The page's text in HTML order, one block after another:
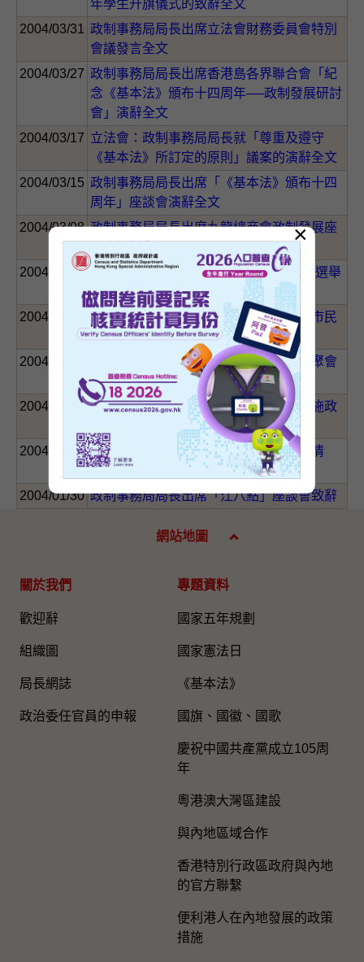
年學生升旗儀式的致辭全文
2004/03/31
政制事務局局長出席立法會財務委員會特別
會議發言全文
2004/03/27 政制事務局局長出席香港島各界聯合會「紀
念《基本法》頒布十四周年──政制發展研討
會」演辭全文
2004/03/17 立法會：政制事務局局長就「尊重及遵守
《基本法》所訂定的原則」議案的演辭全文
2004/03/15 政制事務局局長出席「《基本法》頒布十四
周年」座談會演辭全文
2004/03/08 政制事務局局長出席九龍總商會政制發展座
2004/02/25
立法會：修訂《選舉管理委員會(立法會選舉
資助)(申請及支付程序)規例》
2004/02/25
立法會：政制事務局局長就「立即諮詢市民
對普選的意見」議案的發言全文
2004/02/24
政制事務局局長在香港教育工作者聯會聚會
的致辭全文
2004/02/06 立法會：政制事務局局長就行政長官《施政
報告》致謝議案動議辯論的致辭全文
2004/02/04 立法會：修訂《選票上關於候選人的詳情
（立法會）規例》
2004/01/30 政制事務局局長出席「江八點」座談會致辭
網站地圖
關於我們
歡迎辭
組織圖​
局長網誌
政治委任官員的申報
專題資料
國家五年規劃
國家憲法日
《基本法》
國旗、國徽、國歌
慶祝中國共產黨成立105周
年
粵港澳大灣區建設
與內地區域合作
香港特別行政區政府與內地
的官方聯繫
便利港人在內地發展的政策
措施
×